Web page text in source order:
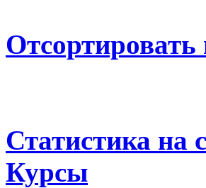
Отсортировать
Статистика на
Курсы